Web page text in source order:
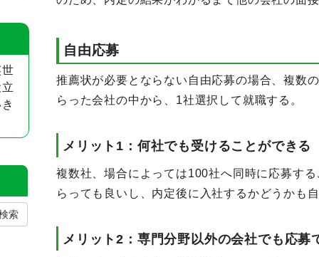
自由応募
推薦状が必要とならない自由応募の場合、複数
らった会社の中から、1社選択して就職する。
メリット1：何社でも受けることができる
複数社、場合によっては100社へ同時に応募す
らっても良いし、内定後に入社するかどうかも
メリット2：専門分野以外の会社でも応募
索